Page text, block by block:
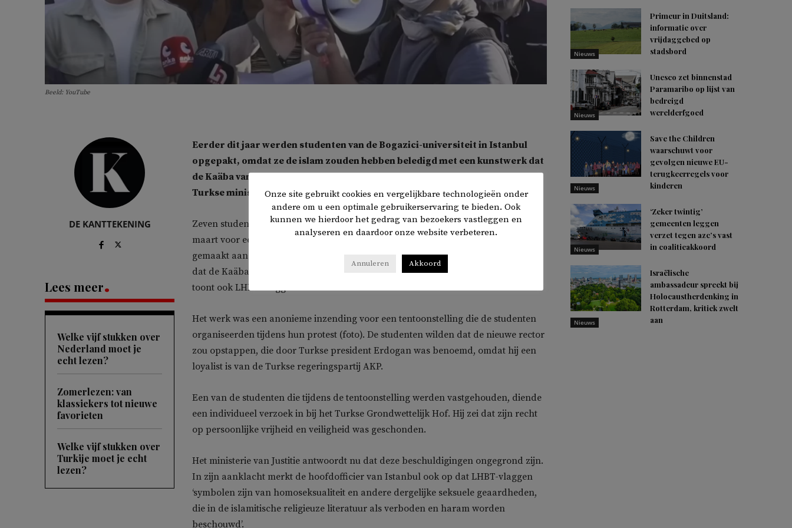
Beeld: YouTube
DE KANTTEKENING
Lees meer
Welke vijf stukken over
Nederland moet je
echt lezen?
Zomerlezen: van
klassiekers tot nieuwe
favorieten
Welke vijf stukken over
Turkije moet je echt
lezen?
Eerder dit jaar werden studenten van de Bogazici-universiteit in Istanbul
opgepakt, omdat ze de islam zouden hebben beledigd met een kunstwerk dat
de Kaäba van Mekka combineert met de regenboogvlag. Terecht,aldushet
Turkse ministerie van Justitie: homoseksualiteit is ‘haram’.
Zeven studenten van de prestigieuze Bogazici-universiteit in Turkije stonden in
maart voor een rechter in Istanbul. Ze zouden zich in januari schuldig hebben
gemaakt aan ‘openlijk beledigen van religieuze waarden’, vanwege een kunstwerk
dat de Kaäba in Mekka afbeeldt, de meest heilige plek in de islam. Het kunstwerk
toont ook LHBT-vlaggen in de hoeken van het canvas.
Het werk was een anonieme inzending voor een tentoonstelling die de studenten
organiseerden tijdens hun protest (foto). De studenten wilden dat de nieuwe rector
zou opstappen, die door Turkse president Erdogan was benoemd, omdat hij een
loyalist is van de Turkse regeringspartij AKP.
Een van de studenten die tijdens de tentoonstelling werden vastgehouden, diende
een individueel verzoek in bij het Turkse Grondwettelijk Hof. Hij zei dat zijn recht
op persoonlijke vrijheid en veiligheid was geschonden.
Het ministerie van Justitie antwoordt nu dat deze beschuldigingen ongegrond zijn.
In zijn aanklacht merkt de hoofdofficier van Istanbul ook op dat LHBT-vlaggen
‘symbolen zijn van homoseksualiteit en andere dergelijke seksuele geaardheden,
die in de islamitische religieuze literatuur als verboden en haram worden
beschouwd’.
Nieuws
Primeur in Duitsland:
informatie over
vrijdaggebed op
stadsbord
Nieuws
Unesco zet binnenstad
Paramaribo op lijst van
bedreigd
werelderfgoed
Nieuws
Save the Children
waarschuwt voor
gevolgen nieuwe EU-
terugkeerregels voor
kinderen
Nieuws
‘Zeker twintig’
gemeenten leggen
verzet tegen azc’s vast
in coalitieakkoord
Nieuws
Israëlische
ambassadeur spreekt bij
Holocaustherdenking in
Rotterdam, kritiek zwelt
aan
Onze site gebruikt cookies en vergelijkbare technologieën onder
andere om u een optimale gebruikerservaring te bieden. Ook
kunnen we hierdoor het gedrag van bezoekers vastleggen en
analyseren en daardoor onze website verbeteren.
Annuleren Akkoord